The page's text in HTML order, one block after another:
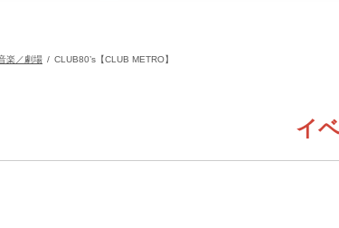
楽／劇場 CLUB80’s【CLUB METRO】
イ